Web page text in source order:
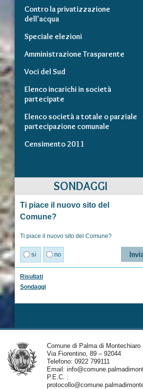
Contro la privatizzazione
dell'acqua
Speciale elezioni
Amministrazione Trasparente
Voci del Sud
Elenco incarichi in società
partecipate
Elenco società a totale o parziale
partecipazione comunale
Censimento 2011
SONDAGGI
Ti piace il nuovo sito del
Comune?
Ti piace il nuovo sito del Comune?
si no
Risultati
Sondaggi
Comune di Palma di Montechiaro
Via Fiorentino, 89 – 92044
Telefono: 0922 799111
Email:
P.E.C. :